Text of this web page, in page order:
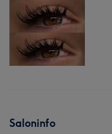
Saloninfo